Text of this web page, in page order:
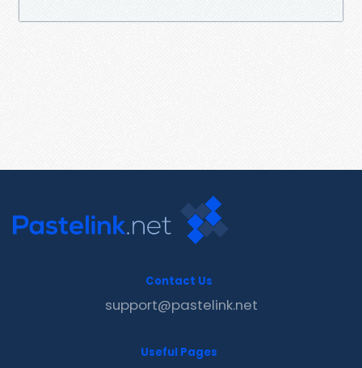
Contact Us
support@pastelink.net
Useful Pages